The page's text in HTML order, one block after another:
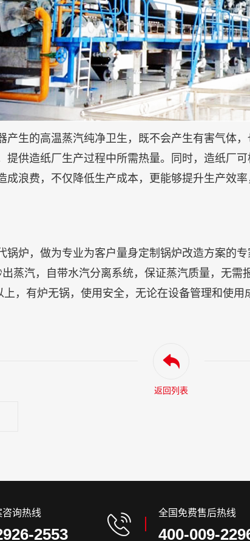
产生的高温蒸汽纯净卫生，既不会产生有害气体
提供造纸厂生产过程中所需热量。同时，造纸厂
成浪费，不仅降低生产成本，更能够提升生产效
炉，做为专业为客户量身定制锅炉改造方案的
蒸汽，自带水汽分离系统，保证蒸汽质量，无需
，有炉无锅，使用安全，无论在设备管理和使用
返回列表
询热线
2553
全国免费售后热线
400-009-